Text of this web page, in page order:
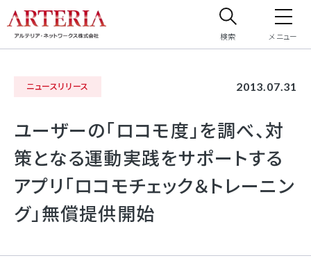
検索 メニュー
ニュースリリース 2013.07.31
ユーザーの「ロコモ度」を調べ、対
策となる運動実践をサポートする
アプリ「ロコモチェック＆トレーニン
グ」無償提供開始